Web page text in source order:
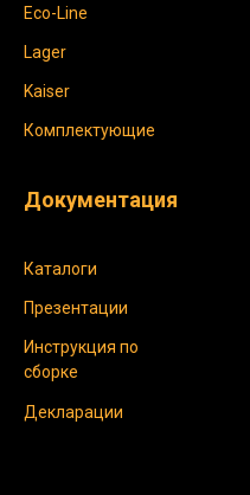
Каталоги
Инструкция по
сборке
Eco-Line
Lager
Kaiser
Комплектующие
Декларации
Презентации
Документация